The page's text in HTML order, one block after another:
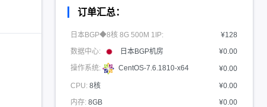
订单汇总：
日本BGP◆8核 8G 500M 1IP:
¥128
数据中心:
日本BGP机房 ¥0.00
操作系统: CentOS-7.6.1810-x64 ¥0.00
CPU: 8核
¥0.00
内存: 8GB
¥0.00